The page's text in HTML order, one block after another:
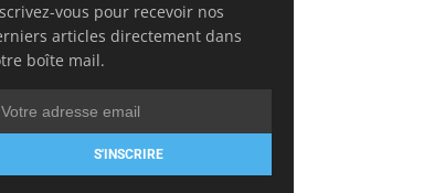
vous pour recevoir nos
articles directement dans
boîte mail.
S'INSCRIRE